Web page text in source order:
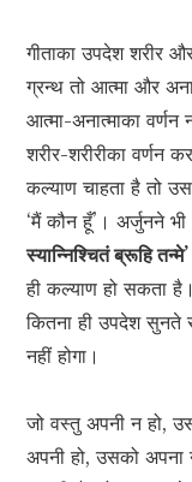
गीताका उपदेश शरीर
ग्रन्थ तो आत्मा और
आत्मा-अनात्माका
शरीर-शरीरीका वर्णन
कल्याण चाहता है तो
‘मैं कौन हूँ’। अर्जुनने
स्यान्निश्चितं ब्रूहि तन्मे’
ही कल्याण हो सकता
कितना ही उपदेश सुनते
नहीं होगा।
जो वस्तु अपनी न हो,
अपनी हो, उसको अपना